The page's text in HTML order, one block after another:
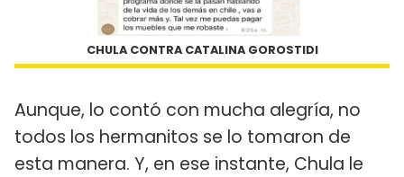
CHULA CONTRA CATALINA GOROSTIDI
Aunque, lo contó con mucha alegría, no
todos los hermanitos se lo tomaron de
esta manera. Y, en ese instante, Chula le